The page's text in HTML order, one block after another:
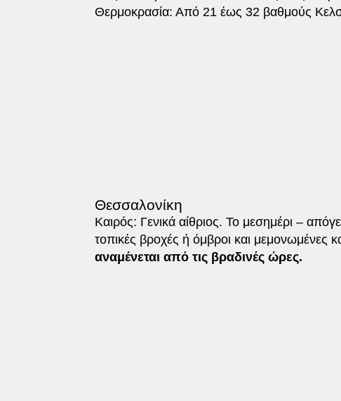
Θερμοκρασία: Από 21 έως 32 βαθμούς
Θεσσαλονίκη
Καιρός: Γενικά αίθριος. Το μεσημέρι –
τοπικές βροχές ή όμβροι και μεμονωμένες
αναμένεται από τις βραδινές ώρες.